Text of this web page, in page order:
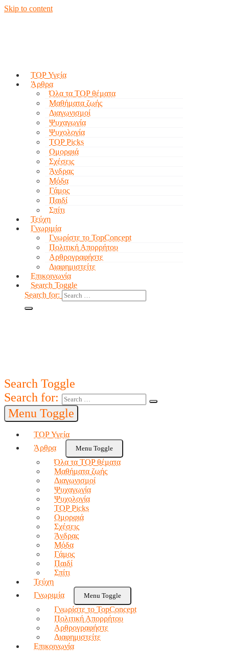
Skip to content
TOP Υγεία
Άρθρα
Όλα τα TOP θέματα
Μαθήματα ζωής
Διαγωνισμοί
Ψυχαγωγία
Ψυχολογία
TOP Picks
Ομορφιά
Σχέσεις
Άνδρας
Μόδα
Γάμος
Παιδί
Σπίτι
Τεύχη
Γνωριμία
Γνωρίστε το TopConcept
Πολιτική Απορρήτου
Αρθρογραφήστε
Διαφημιστείτε
Επικοινωνία
Search Toggle
Search for:
Search Toggle
Search for:
Menu Toggle
TOP Υγεία
Άρθρα
Menu Toggle
Όλα τα TOP θέματα
Μαθήματα ζωής
Διαγωνισμοί
Ψυχαγωγία
Ψυχολογία
TOP Picks
Ομορφιά
Σχέσεις
Άνδρας
Μόδα
Γάμος
Παιδί
Σπίτι
Τεύχη
Γνωριμία
Menu Toggle
Γνωρίστε το TopConcept
Πολιτική Απορρήτου
Αρθρογραφήστε
Διαφημιστείτε
Επικοινωνία